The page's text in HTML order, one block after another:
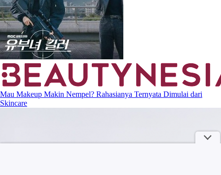
Mau Makeup Makin Nempel? Rahasianya Ternyata Dimulai dari
Skincare